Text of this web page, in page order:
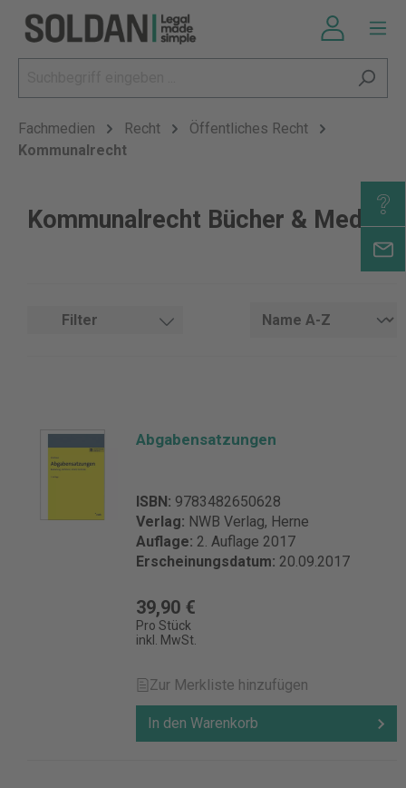
Fachmedien Recht
Öffentliches Recht
Kommunalrecht
Kommunalrecht Bücher & Medien
Filter
Abgabensatzungen
ISBN: 9783482650628
Verlag: NWB Verlag, Herne
Auflage: 2. Auflage 2017
Erscheinungsdatum: 20.09.2017
39,90 €
Pro Stück
inkl. MwSt.
Zur Merkliste hinzufügen
In den Warenkorb